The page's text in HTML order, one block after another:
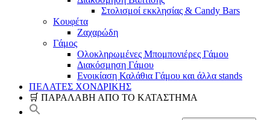
Στολισμοί εκκλησίας & Candy Bars
Κουφέτα
Ζαχαρώδη
Γάμος
Ολοκληρωμένες Μπομπονιέρες Γάμου
Διακόσμηση Γάμου
Ενοικίαση Καλάθια Γάμου και άλλα stands
ΠΕΛΑΤΕΣ ΧΟΝΔΡΙΚΗΣ
🛒 ΠΑΡΑΛΑΒΗ ΑΠΟ ΤΟ ΚΑΤΑΣΤΗΜΑ